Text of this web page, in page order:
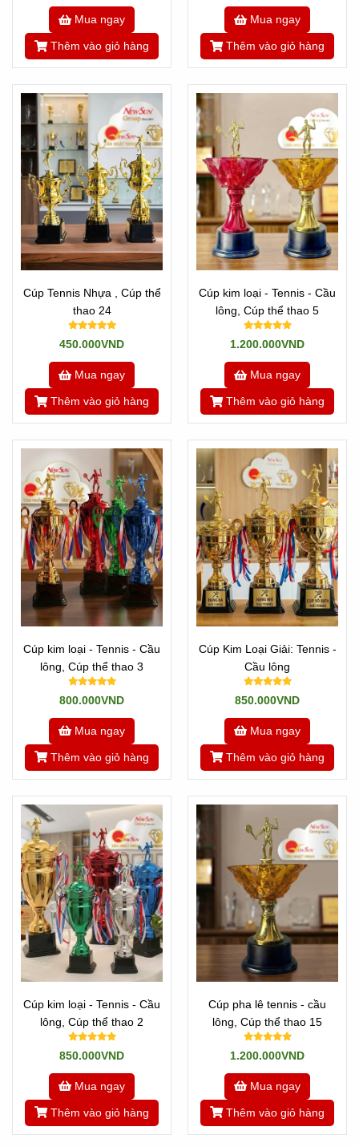
Mua ngay
Thêm vào giỏ hàng
Mua ngay
Thêm vào giỏ hàng
Cúp Tennis Nhựa , Cúp thể
thao 24
450.000VND
Mua ngay
Thêm vào giỏ hàng
Cúp kim loại - Tennis - Cầu
lông, Cúp thể thao 5
1.200.000VND
Mua ngay
Thêm vào giỏ hàng
Cúp kim loại - Tennis - Cầu
lông, Cúp thể thao 3
800.000VND
Mua ngay
Thêm vào giỏ hàng
Cúp Kim Loại Giải: Tennis -
Cầu lông
850.000VND
Mua ngay
Thêm vào giỏ hàng
Cúp kim loại - Tennis - Cầu
lông, Cúp thể thao 2
850.000VND
Mua ngay
Thêm vào giỏ hàng
Cúp pha lê tennis - cầu
lông, Cúp thể thao 15
1.200.000VND
Mua ngay
Thêm vào giỏ hàng